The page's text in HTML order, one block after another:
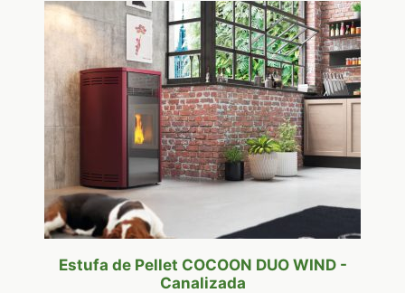
Estufa de Pellet COCOON DUO WIND -
Canalizada